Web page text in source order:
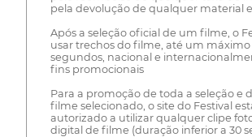
pela devolução de qualquer material
Após a seleção oficial de um filme, o
usar trechos do filme, até um máximo
segundos, nacional e
fins promocionais
Para a promoção de toda a seleção e
filme selecionado, o site do Festival
autorizado a utilizar qualquer clipe
digital de filme (duração inferior a 30